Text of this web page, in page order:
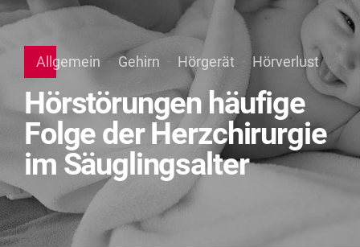
Allgemein Gehirn Hörgerät Hörverlust
Hörstörungen häufige
Folge der Herzchirurgie
im Säuglingsalter